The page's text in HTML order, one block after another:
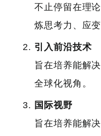
不止停留在理
炼思考力、应
引入前沿技术
旨在培养能解
全球化视角。
国际视野
旨在培养能解